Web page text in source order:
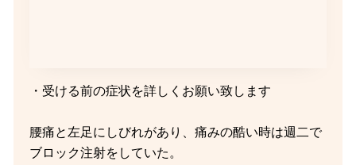
・受ける前の症状を詳しくお願い致します
腰痛と左足にしびれがあり、痛みの酷い時は週二で
ブロック注射をしていた。